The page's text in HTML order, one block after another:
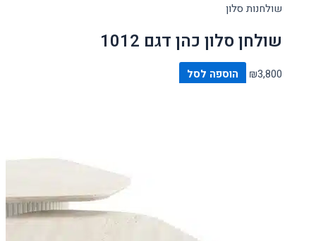
שולחנות סלון
שולחן סלון כהן דגם 1012
₪3,800 הוספה לסל